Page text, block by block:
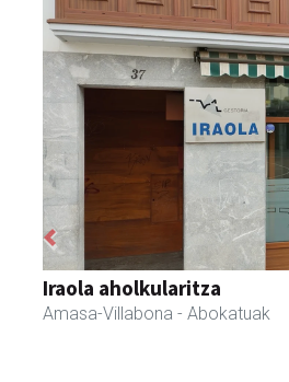
GF akademia
Andoain - Akademiak
Previous